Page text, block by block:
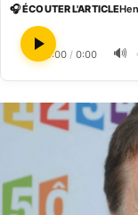
🎧 ÉCOUTER L'ARTICLE
0:00 / 0:00 🔊